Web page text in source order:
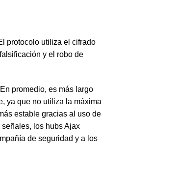
protocolo utiliza el cifrado
y el robo de
promedio, es más largo
ya que no utiliza la máxima
estable gracias al uso de
los hubs Ajax
de seguridad y a los